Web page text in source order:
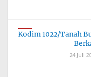
Kodim 1022/Tanah
24 Juli